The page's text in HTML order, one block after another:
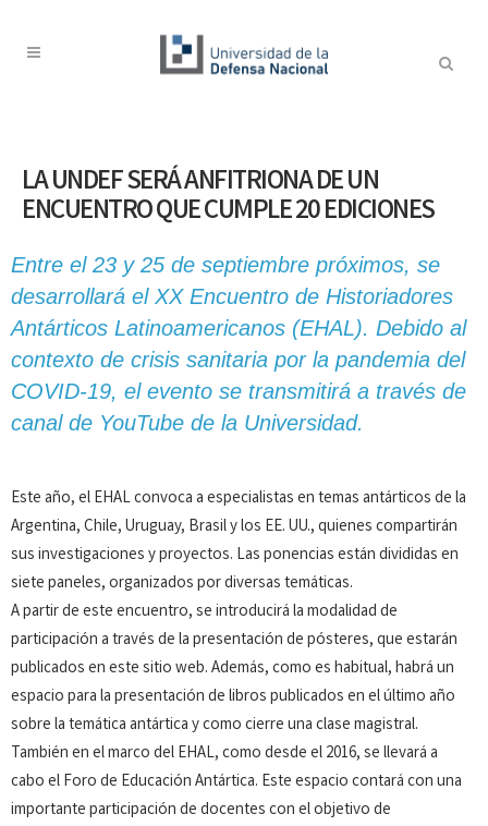
LA UNDEF SERÁ ANFITRIONA DE UN
ENCUENTRO QUE CUMPLE 20 EDICIONES
Entre el 23 y 25 de septiembre próximos, se
desarrollará el XX Encuentro de Historiadores
Antárticos Latinoamericanos (EHAL). Debido al
contexto de crisis sanitaria por la pandemia del
COVID-19, el evento se transmitirá a través de
canal de YouTube de la Universidad.
Este año, el EHAL convoca a especialistas en temas antárticos de la
Argentina, Chile, Uruguay, Brasil y los EE. UU., quienes compartirán
sus investigaciones y proyectos. Las ponencias están divididas en
siete paneles, organizados por diversas temáticas.
A partir de este encuentro, se introducirá la modalidad de
participación a través de la presentación de pósteres, que estarán
publicados en este sitio web. Además, como es habitual, habrá un
espacio para la presentación de libros publicados en el último año
sobre la temática antártica y como cierre una clase magistral.
También en el marco del EHAL, como desde el 2016, se llevará a
cabo el Foro de Educación Antártica. Este espacio contará con una
importante participación de docentes con el objetivo de